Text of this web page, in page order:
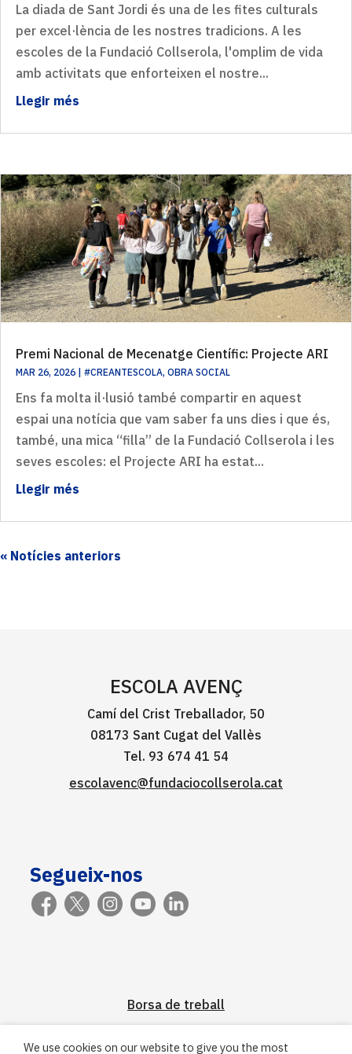
La diada de Sant Jordi és una de les fites culturals
per excel·lència de les nostres tradicions. A les
escoles de la Fundació Collserola, l'omplim de vida
amb activitats que enforteixen el nostre...
Llegir més
Premi Nacional de Mecenatge Científic: Projecte ARI
MAR 26, 2026 #CREANTESCOLA, OBRA SOCIAL
Ens fa molta il·lusió també compartir en aquest
espai una notícia que vam saber fa uns dies i que és,
també, una mica “filla” de la Fundació Collserola i les
seves escoles: el Projecte ARI ha estat...
Llegir més
ESCOLA AVENÇ
Camí del Crist Treballador, 50
08173 Sant Cugat del Vallès
Tel. 93 674 41 54
escolavenc@fundaciocollserola.cat
Segueix-nos
Borsa de treball
Pràcticum
We use cookies on our website to give you the most